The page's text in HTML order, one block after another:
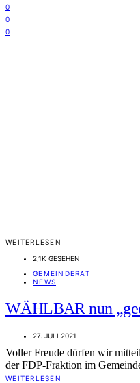
0
0
0
WEITERLESEN
2,1K GESEHEN
GEMEINDERAT
NEWS
WÄHLBAR nun
27. JULI 2021
Voller Freude dürfen wir
der FDP-Fraktion im
WEITERLESEN